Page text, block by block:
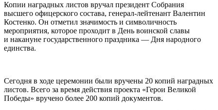
Копии наградных листов вручал президент Собрания
высшего офицерского состава, генерал-лейтенант Валентин
Костенко. Он отметил значимость и символичность
мероприятия, которое проходит в День воинской славы
и накануне государственного праздника — Дня народного
единства.
Сегодня в ходе церемонии были вручены 20 копий наградных
листов. Всего за время действия проекта «Герои Великой
Победы» вручено более 200 копий документов.